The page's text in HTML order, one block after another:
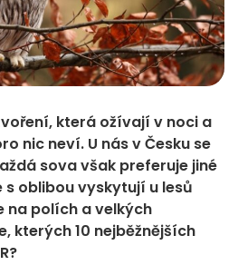
která ožívají v noci a
nic neví. U nás v Česku se
sova však preferuje jiné
s oblibou vyskytují u lesů
na polích a velkých
kterých 10 nejběžnějších